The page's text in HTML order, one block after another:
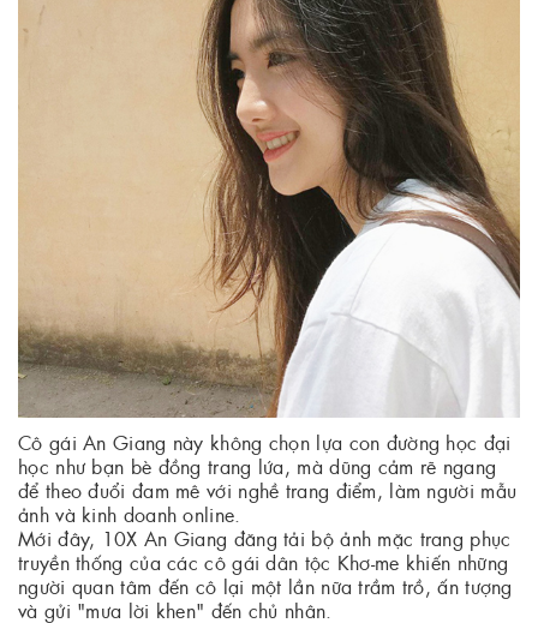
Cô gái An Giang này không chọn lựa con đường học đại
học như bạn bè đồng trang lứa, mà dũng cảm rẽ ngang
để theo đuổi đam mê với nghề trang điểm, làm người mẫu
ảnh và kinh doanh online.
Mới đây, 10X An Giang đăng tải bộ ảnh mặc trang phục
truyền thống của các cô gái dân tộc Khơ-me khiến những
người quan tâm đến cô lại một lần nữa trầm trồ, ấn tượng
và gửi "mưa lời khen" đến chủ nhân.